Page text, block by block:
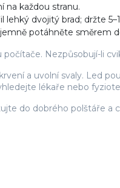
na každou stranu.
dvojitý brad; držte
potáhněte směrem
Nezpůsobují-li
a uvolní svaly. Led
lékaře nebo
do dobrého polštáře a